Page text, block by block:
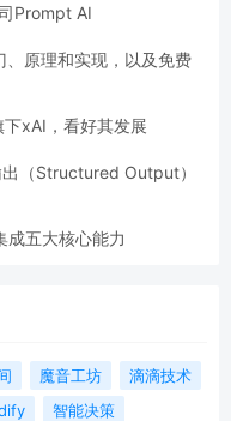
Prompt AI
原理和实现，以及免费
xAI，看好其发展
（Structured Output）
五大核心能力
魔音工坊
滴滴技术
智能决策